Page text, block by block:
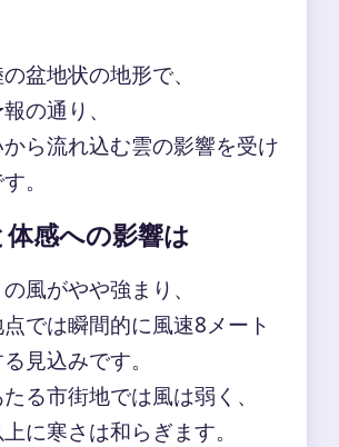
盆地状の地形で、
の通り、
ら流れ込む雲の影響を受け
。
感への影響は
風がやや強まり、
では瞬間的に風速8メート
見込みです。
る市街地では風は弱く、
に寒さは和らぎます。